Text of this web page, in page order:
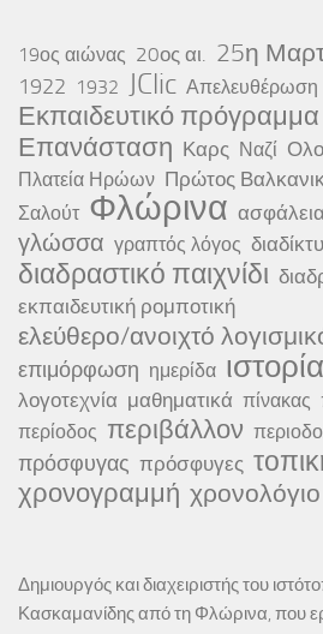
19ος αιώνας 20ος αι. 25η
1922 1932 JClic Απελευθέρωση
Εκπαιδευτικό πρόγραμμα
Επανάσταση Καρς Ναζί
Πλατεία Ηρώων Πρώτος
Σαλούτ Φλώρινα ασφάλεια
γλώσσα γραπτός λόγος
διαδραστικό παιχνίδι
εκπαιδευτική ρομποτική
ελεύθερο/ανοιχτό
επιμόρφωση ημερίδα ιστορία
λογοτεχνία μαθηματικά πίνακας
περίοδος περιβάλλον
πρόσφυγας πρόσφυγες
χρονογραμμή χρονολόγιο
Δημιουργός και διαχειριστής του
Κασκαμανίδης από τη Φλώρινα, που